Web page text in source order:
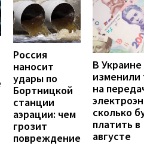
Россия
наносит
удары по
Бортницкой
станции
аэрации: чем
грозит
повреждение
В Украине
на
сколько
платить в
августе